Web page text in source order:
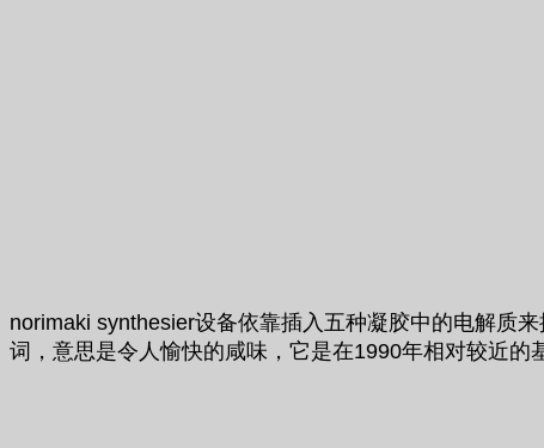
norimaki synthesier设备依靠插入五种凝胶中的电解质
词，意思是令人愉快的咸味，它是在1990年相对较近的